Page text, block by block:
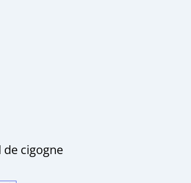
de cigogne